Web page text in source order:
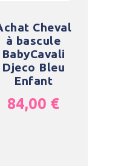
Cheval
à bascule
BabyCavali
Djeco Bleu
Enfant
84,00 €